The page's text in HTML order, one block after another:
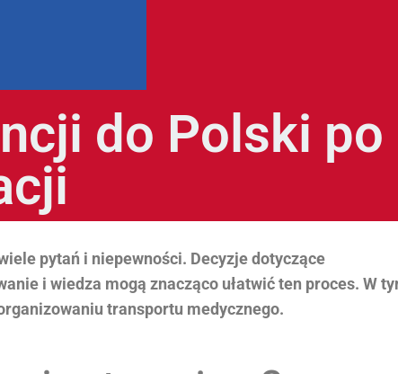
do Polski po
pytań i niepewności. Decyzje dotyczące
i wiedza mogą znacząco ułatwić ten proces. W
transportu medycznego.